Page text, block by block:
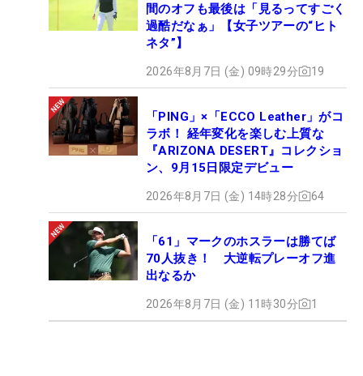
間のオフも最後は「見るってすごく
過酷だなぁ」【女子ツアーの“ヒト
ネタ”】
2026年8月7日 (金) 09時29分 19
「PING」×「ECCO Leather」がコ
ラボ！ 経年変化を楽しむ上質な
『ARIZONA DESERT』コレクショ
ン、9月15日限定デビュー
2026年8月7日 (金) 14時28分 64
「61」マークのホスラーは勝てば
70人抜き！ 大逆転プレーオフ進
出なるか
2026年8月7日 (金) 11時30分 1